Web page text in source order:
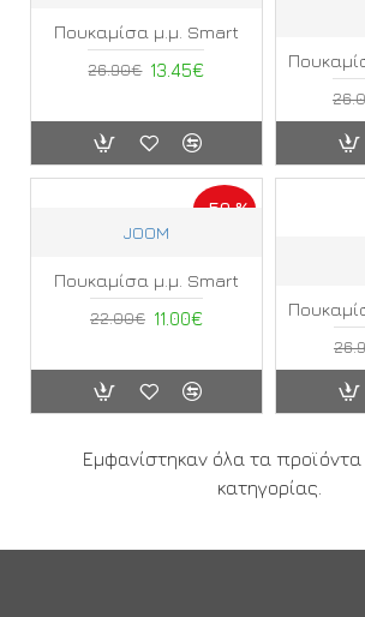
Πουκαμίσα μ.μ. Smart
13.45€
26.90€
-50 %
JOOM
Πουκαμίσα μ.μ. Smart
11.00€
22.00€
Εμφανίστηκαν όλα τα
κατηγορίας.